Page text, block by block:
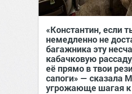
«Константин, если
немедленно не
багажника эту
кабачковую
её прямо в твои
сапоги» — сказала
угрожающе шагая к